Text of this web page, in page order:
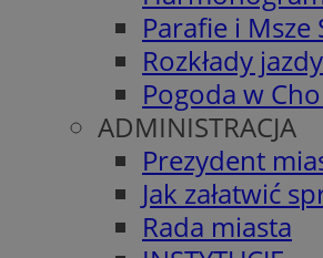
Parafie i
Rozkłady
Pogoda w
ADMINISTRACJA
Prezydent
Jak załatwić
Rada miasta